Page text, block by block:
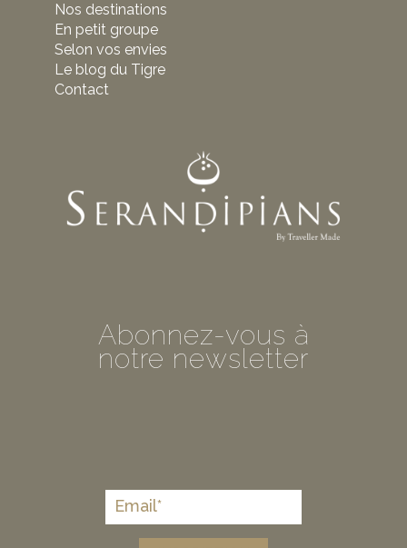
Nos destinations
En petit groupe
Selon vos envies
Le blog du Tigre
Contact
Abonnez-vous à
notre newsletter